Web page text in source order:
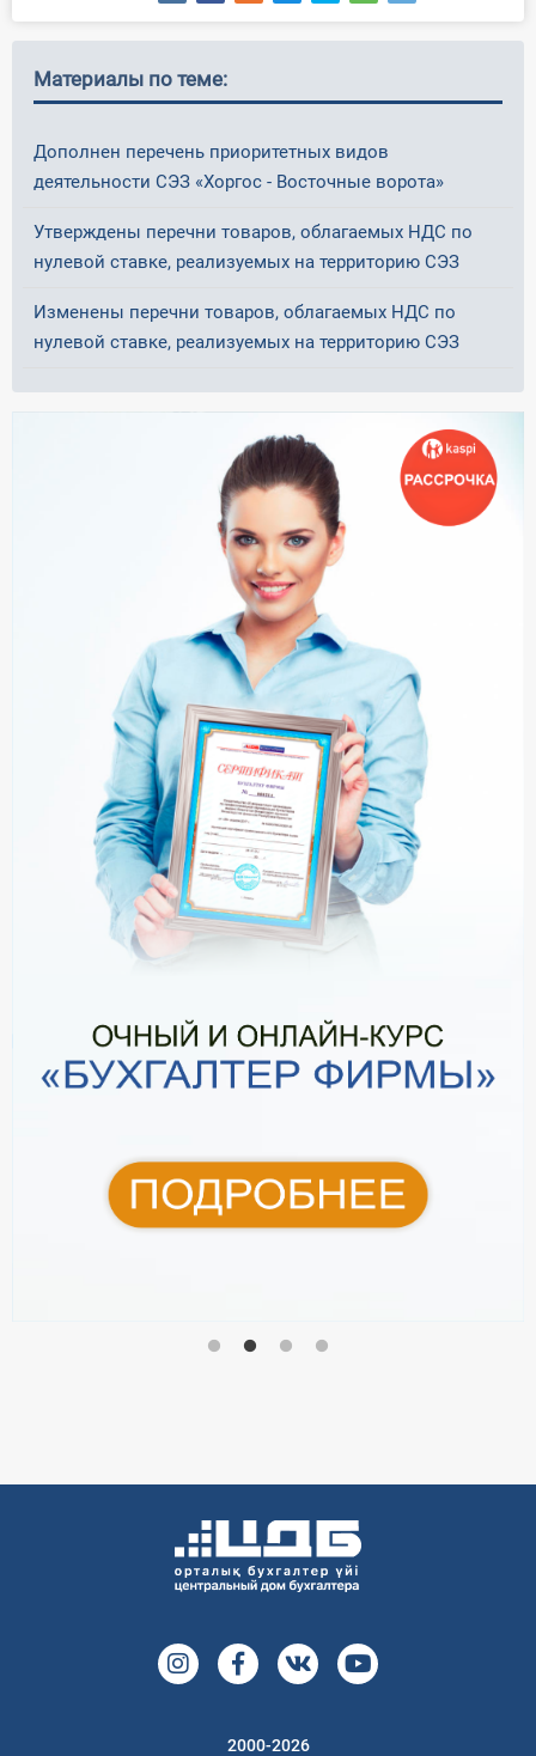
Материалы по теме:
Дополнен перечень приоритетных видов
деятельности СЭЗ «Хоргос - Восточные ворота»
Утверждены перечни товаров, облагаемых НДС по
нулевой ставке, реализуемых на территорию СЭЗ
Изменены перечни товаров, облагаемых НДС по
нулевой ставке, реализуемых на территорию СЭЗ
2000-2026